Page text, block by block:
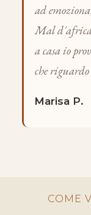
ad
Mal d'africa
a casa io
che
Marisa P.
COME